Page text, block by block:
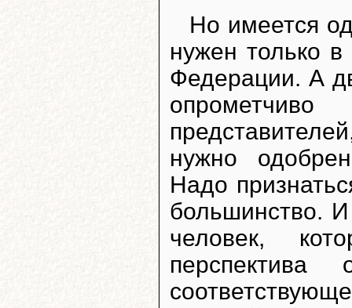
Но имеется
нужен только
Федерации. А
нужно
Надо
большинство.
человек,